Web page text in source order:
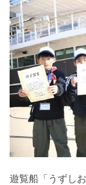
遊覧船「うずし